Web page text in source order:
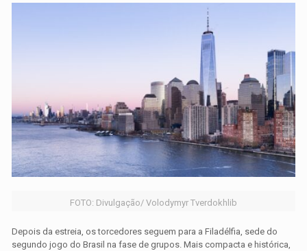
FOTO: Divulgação/ Volodymyr Tverdokhlib
Depois da estreia, os torcedores seguem para a Filadélfia, sede do
segundo jogo do Brasil na fase de grupos. Mais compacta e histórica,